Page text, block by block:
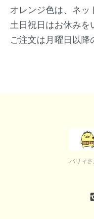
オレンジ色は、ネッ
土日祝日はお休み
ご注文は月曜日以降
バリィ